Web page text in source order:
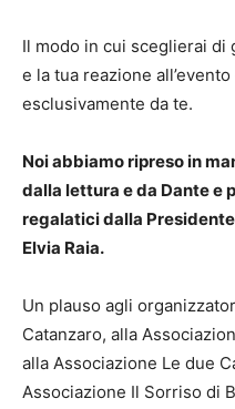
Il modo in cui sceglierai di
e la tua reazione
esclusivamente da te.
Noi abbiamo ripreso in
dalla lettura e da Dante e
regalatici dalla
Elvia Raia.
Un plauso agli
Catanzaro, alla
alla Associazione Le due
Associazione Il Sorriso di